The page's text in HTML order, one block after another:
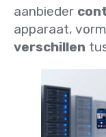
aanbieder
apparaat,
verschillen